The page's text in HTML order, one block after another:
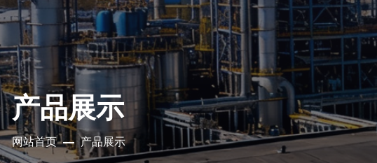
产品展示
网站首页 产品展示